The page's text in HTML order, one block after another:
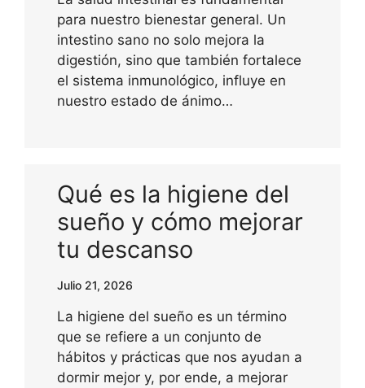
para nuestro bienestar general. Un
intestino sano no solo mejora la
digestión, sino que también fortalece
el sistema inmunológico, influye en
nuestro estado de ánimo…
Qué es la higiene del
sueño y cómo mejorar
tu descanso
Julio 21, 2026
La higiene del sueño es un término
que se refiere a un conjunto de
hábitos y prácticas que nos ayudan a
dormir mejor y, por ende, a mejorar